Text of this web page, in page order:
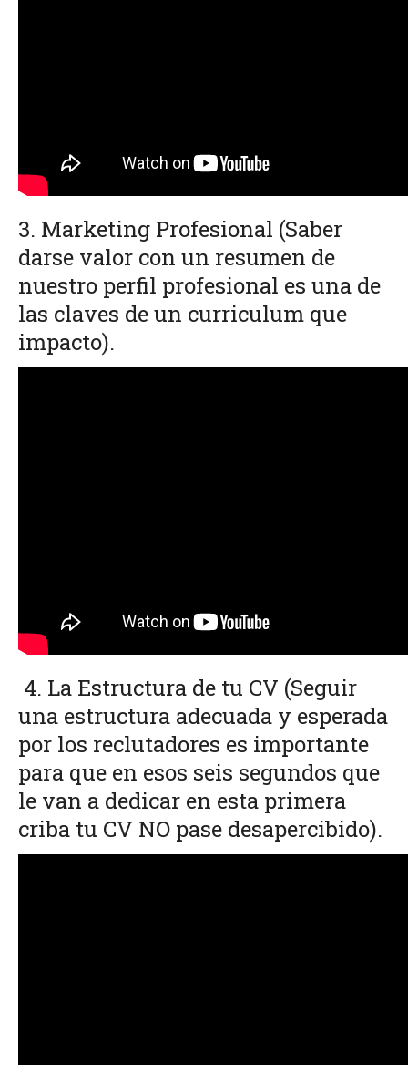
3. Marketing Profesional (Saber
darse valor con un resumen de
nuestro perfil profesional es una de
las claves de un curriculum que
impacto).
4. La Estructura de tu CV (Seguir
una estructura adecuada y esperada
por los reclutadores es importante
para que en esos seis segundos que
le van a dedicar en esta primera
criba tu CV NO pase desapercibido).